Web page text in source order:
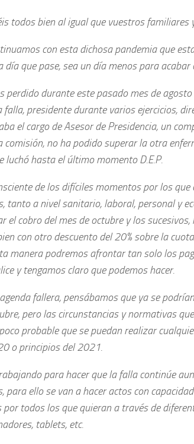
todos bien al igual que vuestros familiares
con esta dichosa pandemia que
día que pase, sea un día menos para acabar
perdido durante este pasado mes de agosto
presidente durante varios ejercicios,
el cargo de Asesor de Presidencia, un
comisión, no ha podido superar la otra
luchó hasta el último momento D.E.P.
de los difíciles momentos por los
tanto a nivel sanitario, laboral, personal y
el cobro del mes de octubre y los
con otro descuento del 20% sobre la
manera podremos afrontar tan solo los
y tengamos claro que podemos hacer.
fallera, pensábamos que ya se
pero las circunstancias y normativas
probable que se puedan realizar
o principios del 2021.
para hacer que la falla continúe
para ello se van a hacer actos con
por todos los que quieran a través de
tablets, etc.